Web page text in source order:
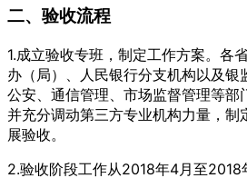
二、验收流程
1.成立验收专班，制定工作方案。各
办（局）、人民银行分支机构以及银
公安、通信管理、市场监督管理等部
并充分调动第三方专业机构力量，制
展验收。
2.验收阶段工作从2018年4月至